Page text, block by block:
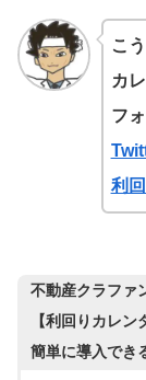
こ
カ
フ
利
不動産クラファ
【利回りカレン
簡単に導入でき